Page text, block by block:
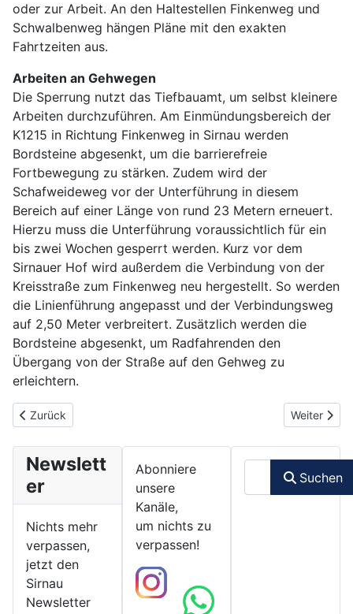
oder zur Arbeit. An den Haltestellen Finkenweg und
Schwalbenweg hängen Pläne mit den exakten
Fahrtzeiten aus.
Arbeiten an Gehwegen
Die Sperrung nutzt das Tiefbauamt, um selbst kleinere
Arbeiten durchzuführen. Am Einmündungsbereich der
K1215 in Richtung Finkenweg in Sirnau werden
Bordsteine abgesenkt, um die barrierefreie
Fortbewegung zu stärken. Zudem wird der
Schafweideweg vor der Unterführung in diesem
Bereich auf einer Länge von rund 23 Metern erneuert.
Hierzu muss die Unterführung voraussichtlich für ein
bis zwei Wochen gesperrt werden. Kurz vor dem
Sirnauer Hof wird außerdem die Verbindung von der
Kreisstraße zum Finkenweg neu hergestellt. So werden
die Linienführung angepasst und der Verbindungsweg
auf 2,50 Meter verbreitert. Zusätzlich werden die
Bordsteine abgesenkt, um Radfahrenden den
Übergang von der Straße auf den Gehweg zu
erleichtern.
Vorheriger Beitrag: 14.07.2023 - SG Eintracht Sirnau Sommerfest
Zurück Nächster
Weiter
Newslett
er
Nichts mehr
verpassen,
jetzt den
Sirnau
Newsletter
Abonniere
unsere
Kanäle,
um nichts zu
verpassen!
Suchen
Suchen